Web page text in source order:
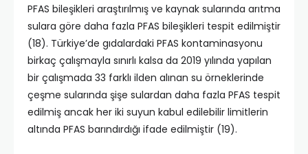
PFAS bileşikleri araştırılmış ve kaynak sularında arıtma
sulara göre daha fazla PFAS bileşikleri tespit edilmiştir
(18). Türkiye’de gıdalardaki PFAS kontaminasyonu
birkaç çalışmayla sınırlı kalsa da 2019 yılında yapılan
bir çalışmada 33 farklı ilden alınan su örneklerinde
çeşme sularında şişe sulardan daha fazla PFAS tespit
edilmiş ancak her iki suyun kabul edilebilir limitlerin
altında PFAS barındırdığı ifade edilmiştir (19).